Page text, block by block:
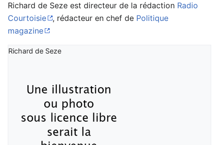
Richard de Seze est directeur de la rédaction Radio
Courtoisie
, rédacteur en chef de Politique
magazine
Richard de Seze